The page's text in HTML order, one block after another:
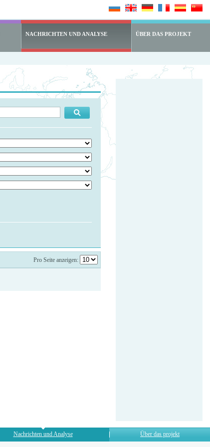
NACHRICHTEN UND ANALYSE ÜBER DAS PROJEKT
Pro Seite anzeigen:
Nachrichten und Analyse Über das projekt